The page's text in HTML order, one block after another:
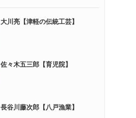
大川亮【津軽の伝統工芸】
佐々木五三郎【育児院】
長谷川藤次郎【八戸漁業】